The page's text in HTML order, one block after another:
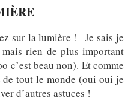
sur la lumière ! Je sais je
rien de plus important
c’est beau non). Et comme
tout le monde (oui oui je
d’autres astuces !